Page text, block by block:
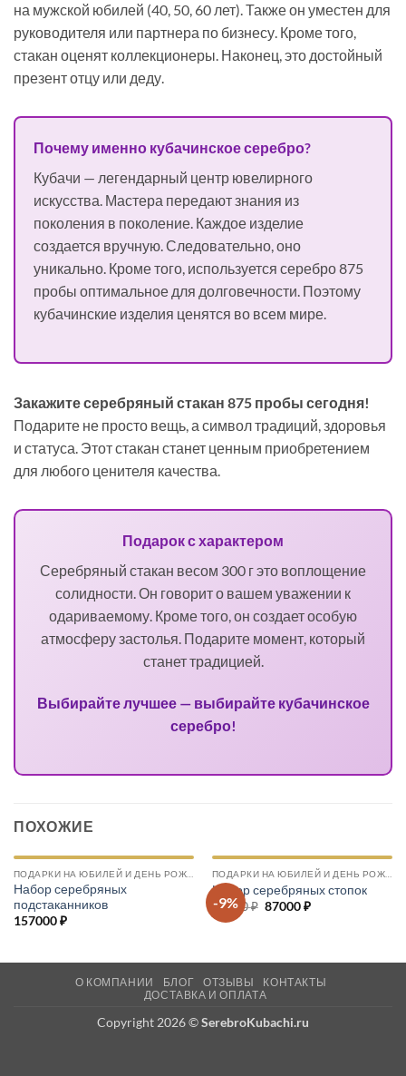
на мужской юбилей (40, 50, 60 лет). Также он уместен для
руководителя или партнера по бизнесу. Кроме того,
стакан оценят коллекционеры. Наконец, это достойный
презент отцу или деду.
Почему именно кубачинское серебро?
Кубачи — легендарный центр ювелирного
искусства. Мастера передают знания из
поколения в поколение. Каждое изделие
создается вручную. Следовательно, оно
уникально. Кроме того, используется серебро 875
пробы оптимальное для долговечности. Поэтому
кубачинские изделия ценятся во всем мире.
Закажите серебряный стакан 875 пробы сегодня!
Подарите не просто вещь, а символ традиций, здоровья
и статуса. Этот стакан станет ценным приобретением
для любого ценителя качества.
Подарок с характером
Серебряный стакан весом 300 г это воплощение
солидности. Он говорит о вашем уважении к
одариваемому. Кроме того, он создает особую
атмосферу застолья. Подарите момент, который
станет традицией.
Выбирайте лучшее — выбирайте кубачинское
серебро!
ПОХОЖИЕ
Набор серебряных
подстаканников
157000₽
-9%
Набор серебряных стопок
96000₽ Первоначальная
87000₽Текущая
О КОМПАНИИ БЛОГ ОТЗЫВЫ
КОНТАКТЫ
ДОСТАВКА И ОПЛАТА
Copyright 2026 ©SerebroKubachi.ru